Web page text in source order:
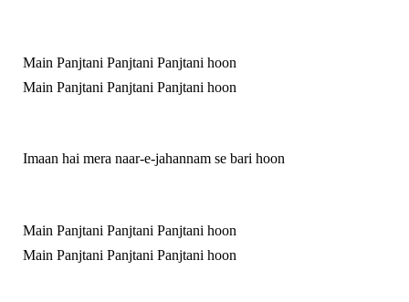
Main Panjtani Panjtani Panjtani hoon
Main Panjtani Panjtani Panjtani hoon
Imaan hai mera naar-e-jahannam se bari hoon
Main Panjtani Panjtani Panjtani hoon
Main Panjtani Panjtani Panjtani hoon